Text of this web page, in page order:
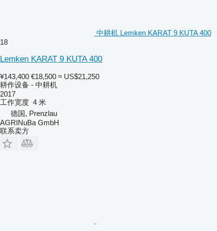
中耕机 Lemken KARAT 9 KUTA 400
18
Lemken KARAT 9 KUTA 400
¥143,400 €18,500 ≈ US$21,250
耕作设备 - 中耕机
2017
工作宽度 4 米
德国, Prenzlau
AGRINuBa GmbH
联系卖方